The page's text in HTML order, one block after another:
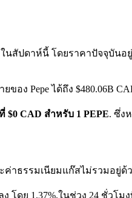
ะสินค้าโภคภัณฑ์
นสัปดาห์นี้ โดยราคาปัจจุบันอ
อง Pepe ได้ถึง $480.06B
$0 CAD สำหรับ 1 PEPE. ซึ่ง
ค่าธรรมเนียมแก๊สไม่รวมอยู่ด้
โดย 1.37%.ในช่วง 24 ชั่วโม